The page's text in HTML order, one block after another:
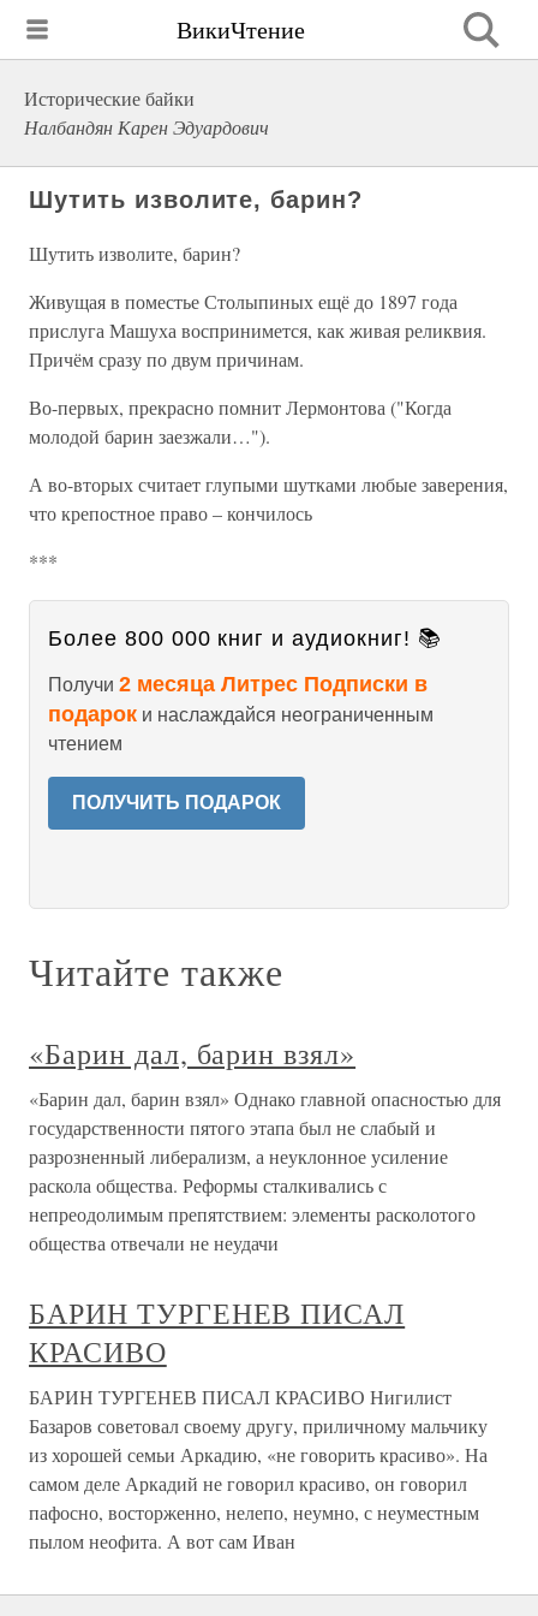
ВикиЧтение
Исторические байки
Налбандян Карен Эдуардович
Шутить изволите, барин?
Шутить изволите, барин?
Живущая в поместье Столыпиных ещё до 1897 года
прислуга Машуха воспринимется, как живая реликвия.
Причём сразу по двум причинам.
Во-первых, прекрасно помнит Лермонтова ("Когда
молодой барин заезжали…").
А во-вторых считает глупыми шутками любые заверения,
что крепостное право – кончилось
***
Более 800 000 книг и аудиокниг! 📚
Получи 2 месяца Литрес Подписки в
подарок и наслаждайся неограниченным
чтением
ПОЛУЧИТЬ ПОДАРОК
Читайте также
«Барин дал, барин взял»
«Барин дал, барин взял» Однако главной опасностью для
государственности пятого этапа был не слабый и
разрозненный либерализм, а неуклонное усиление
раскола общества. Реформы сталкивались с
непреодолимым препятствием: элементы расколотого
общества отвечали не неудачи
БАРИН ТУРГЕНЕВ ПИСАЛ
КРАСИВО
БАРИН ТУРГЕНЕВ ПИСАЛ КРАСИВО Нигилист
Базаров советовал своему другу, приличному мальчику
из хорошей семьи Аркадию, «не говорить красиво». На
самом деле Аркадий не говорил красиво, он говорил
пафосно, восторженно, нелепо, неумно, с неуместным
пылом неофита. А вот сам Иван